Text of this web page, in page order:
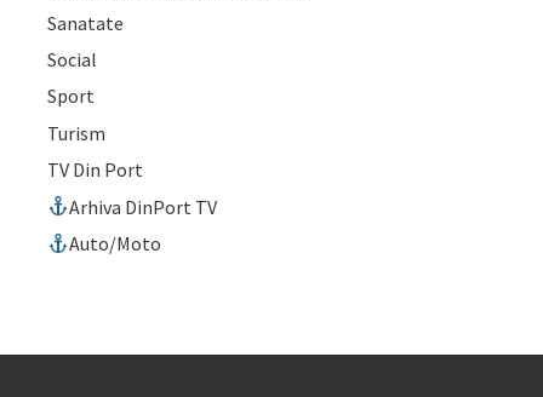
Sanatate
Social
Sport
Turism
TV Din Port
Arhiva DinPort TV
Auto/Moto